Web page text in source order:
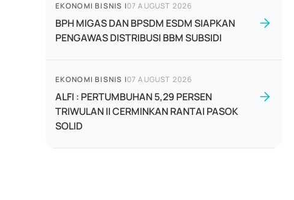
EKONOMI BISNIS |07 AUGUST 2026
BPH MIGAS DAN BPSDM ESDM SIAPKAN
PENGAWAS DISTRIBUSI BBM SUBSIDI
EKONOMI BISNIS |07 AUGUST 2026
ALFI : PERTUMBUHAN 5,29 PERSEN
TRIWULAN II CERMINKAN RANTAI PASOK
SOLID